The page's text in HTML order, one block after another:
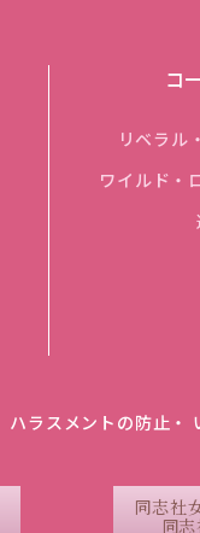
コ
リベラル
ワイルド・
ハラスメントの防止・
同志社
同